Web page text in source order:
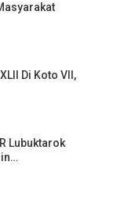
Di Koto VII,
Lubuktarok